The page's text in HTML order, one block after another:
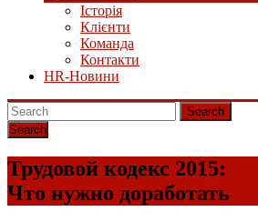
Історія
Клієнти
Команда
Контакти
HR-Новини
Search
Трудовой кодекс 2015:
Что нужно доработать